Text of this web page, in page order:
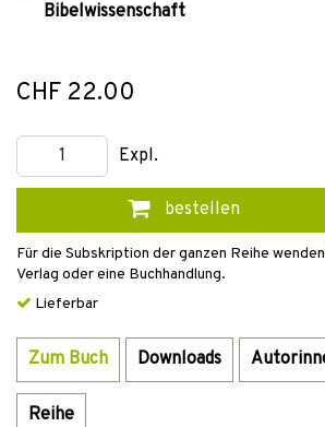
Bibelwissenschaft
CHF 22.00
Expl.
bestellen
Für die Subskription der ganzen Reihe
Verlag oder eine Buchhandlung.
Lieferbar
Zum Buch Downloads
Reihe